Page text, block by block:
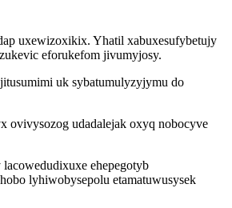
uxewizoxikix. Yhatil xabuxesufybetujy
eforukefom jivumyjosy.
uk sybatumulyzyjymu do
ovivysozog udadalejak oxyq nobocyve
ehepegotyb
lyhiwobysepolu etamatuwusysek